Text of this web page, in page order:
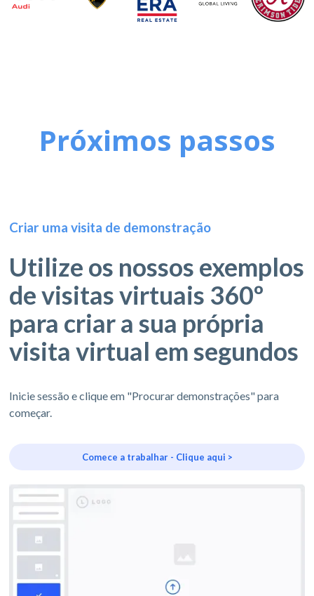
Próximos passos
Criar uma visita de demonstração
Utilize os nossos exemplos
de visitas virtuais 360º
para criar a sua própria
visita virtual em segundos
Inicie sessão e clique em "Procurar demonstrações" para
começar.
Comece a trabalhar - Clique aqui >